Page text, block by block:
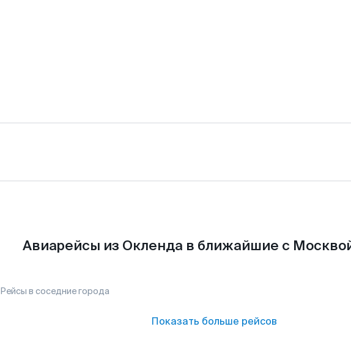
Авиарейсы из Окленда в ближайшие с
Рейсы в соседние города
Показать больше рейсов